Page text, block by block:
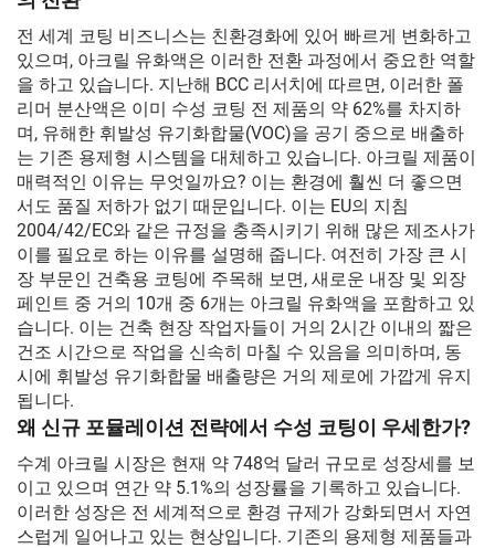
전 세계 코팅 비즈니스는 친환경화에 있어 빠르게 변화하고
있으며, 아크릴 유화액은 이러한 전환 과정에서 중요한 역할
을 하고 있습니다. 지난해 BCC 리서치에 따르면, 이러한 폴
리머 분산액은 이미 수성 코팅 전 제품의 약 62%를 차지하
며, 유해한 휘발성 유기화합물(VOC)을 공기 중으로 배출하
는 기존 용제형 시스템을 대체하고 있습니다. 아크릴 제품이
매력적인 이유는 무엇일까요? 이는 환경에 훨씬 더 좋으면
서도 품질 저하가 없기 때문입니다. 이는 EU의 지침
2004/42/EC와 같은 규정을 충족시키기 위해 많은 제조사가
이를 필요로 하는 이유를 설명해 줍니다. 여전히 가장 큰 시
장 부문인 건축용 코팅에 주목해 보면, 새로운 내장 및 외장
페인트 중 거의 10개 중 6개는 아크릴 유화액을 포함하고 있
습니다. 이는 건축 현장 작업자들이 거의 2시간 이내의 짧은
건조 시간으로 작업을 신속히 마칠 수 있음을 의미하며, 동
시에 휘발성 유기화합물 배출량은 거의 제로에 가깝게 유지
됩니다.
왜 신규 포뮬레이션 전략에서 수성 코팅이 우세한가?
수계 아크릴 시장은 현재 약 748억 달러 규모로 성장세를 보
이고 있으며 연간 약 5.1%의 성장률을 기록하고 있습니다.
이러한 성장은 전 세계적으로 환경 규제가 강화되면서 자연
스럽게 일어나고 있는 현상입니다. 기존의 용제형 제품들과